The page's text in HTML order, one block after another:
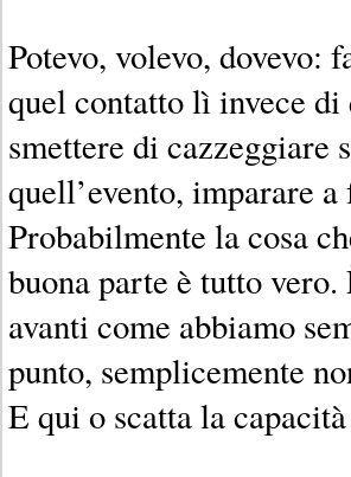
Potevo, volevo, dovevo:
quel contatto lì invece
smettere di cazzeggiare
quell’evento, imparare
Probabilmente la cosa
buona parte è tutto
avanti come abbiamo
punto, semplicemente
E qui o scatta la